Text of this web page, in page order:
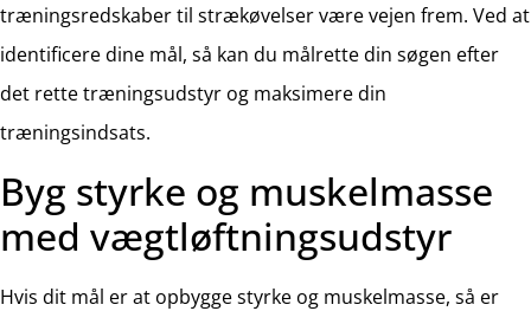
træningsredskaber til strækøvelser være vejen frem. Ved at
identificere dine mål, så kan du målrette din søgen efter
det rette træningsudstyr og maksimere din
træningsindsats.
Byg styrke og muskelmasse
med vægtløftningsudstyr
Hvis dit mål er at opbygge styrke og muskelmasse, så er